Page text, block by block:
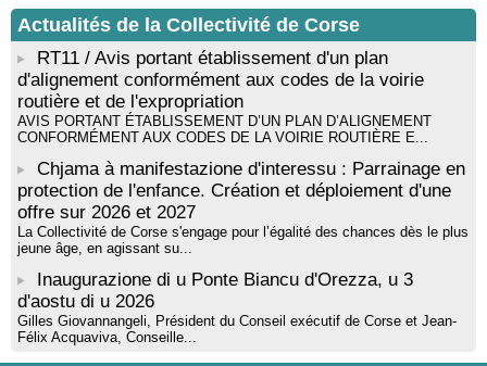
Tallà
! Événement reporté ! Cycle de conférences peinture animé
par Alexandre Dominati - Mediateca territuriale di Santa Lucia di
Tallà
Actualités de la Collectivité de Corse
RT11 / Avis portant établissement d'un plan
d'alignement conformément aux codes de la voirie
routière et de l'expropriation
AVIS PORTANT ÉTABLISSEMENT D’UN PLAN D’ALIGNEMENT
CONFORMÉMENT AUX CODES DE LA VOIRIE ROUTIÈRE E...
Chjama à manifestazione d'interessu : Parrainage en
protection de l'enfance. Création et déploiement d'une
offre sur 2026 et 2027
La Collectivité de Corse s'engage pour l’égalité des chances dès le plus
jeune âge, en agissant su...
Inaugurazione di u Ponte Biancu d'Orezza, u 3
d'aostu di u 2026
Gilles Giovannangeli, Président du Conseil exécutif de Corse et Jean-
Félix Acquaviva, Conseille...